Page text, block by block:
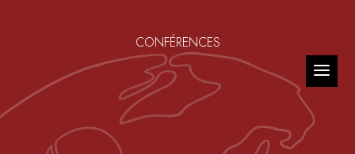
CONFÉRENCES